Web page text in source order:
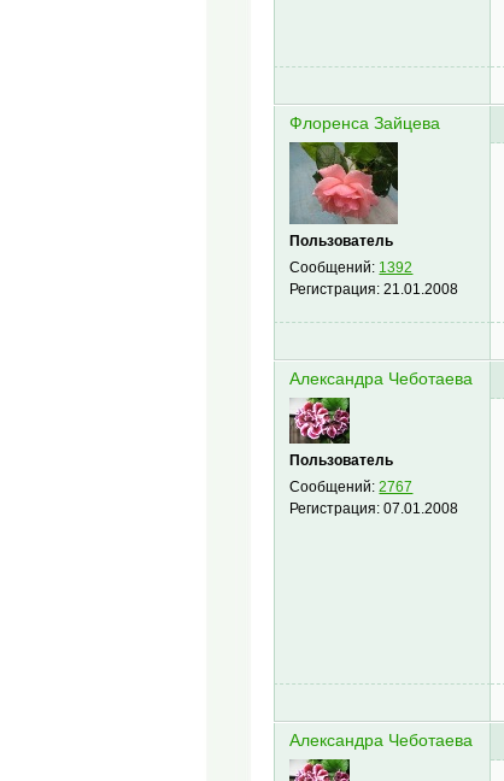
Флоренса Зайцева
Пользователь
Сообщений: 1392
Регистрация:21.01.2008
Александра Чеботаева
Пользователь
Сообщений:2767
Регистрация:07.01.2008
Александра Чеботаева